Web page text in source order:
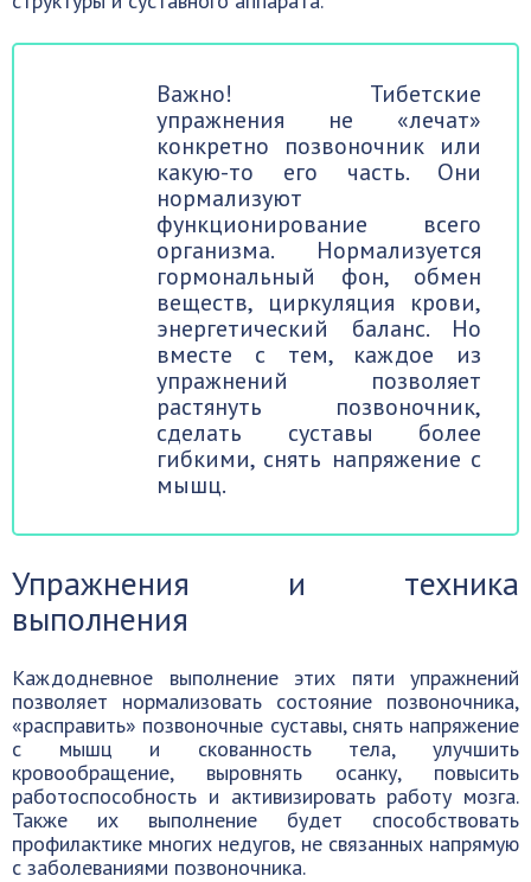
Важно! Тибетские
упражнения не «лечат»
конкретно позвоночник или
какую-то его часть. Они
нормализуют
функционирование всего
организма. Нормализуется
гормональный фон, обмен
веществ, циркуляция крови,
энергетический баланс. Но
вместе с тем, каждое из
упражнений позволяет
растянуть позвоночник,
сделать суставы более
гибкими, снять напряжение с
мышц.
Упражнения и техника
выполнения
Каждодневное выполнение этих пяти упражнений
позволяет нормализовать состояние позвоночника,
«расправить» позвоночные суставы, снять напряжение
с мышц и скованность тела, улучшить
кровообращение, выровнять осанку, повысить
работоспособность и активизировать работу мозга.
Также их выполнение будет способствовать
профилактике многих недугов, не связанных напрямую
с заболеваниями позвоночника.